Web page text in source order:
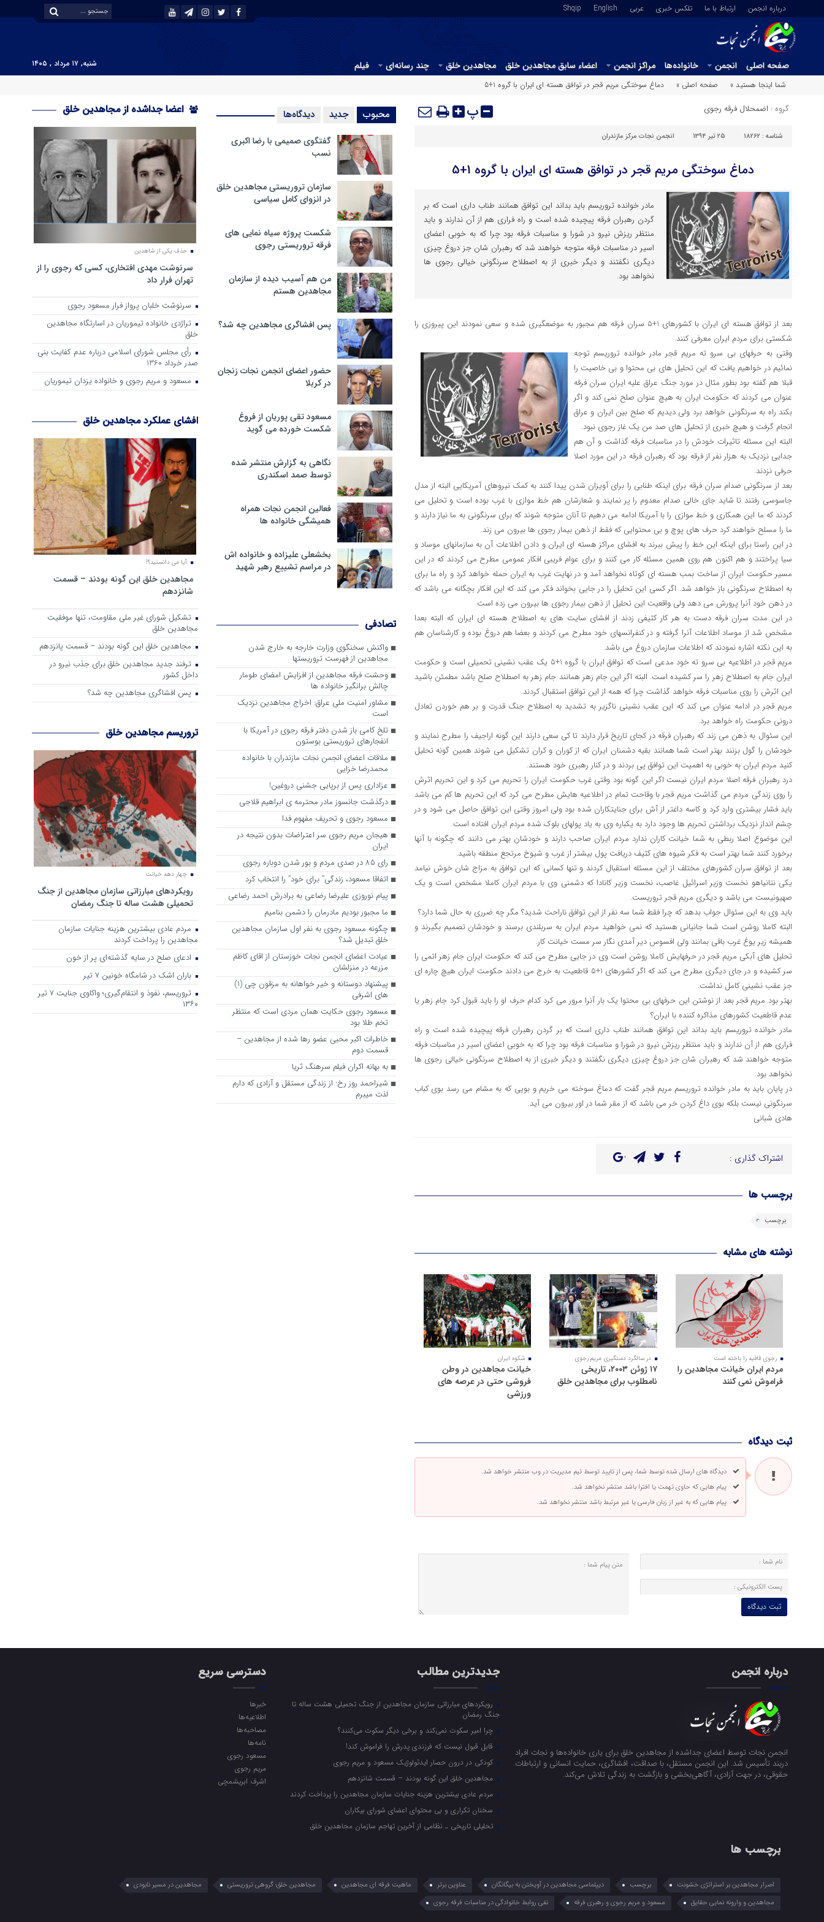
درباره انجمن ارتباط با ما تلکس خبری عربي English
Shqip
صفحه اصلی انجمن خانواده‌ها مراکز انجمن اعضاء سابق مجاهدین خلق مجاهدین خلق چند رسانه‌ای فیلم
شنبه, ۱۷ مرداد , ۱۴۰۵
شما اینجا هستید »
صفحه اصلی » دماغ سوختگی مریم قجر در توافق هسته ای ایران با گروه 1+5
گروه : اضمحلال فرقه رجوی پ
شناسه : 18262 25 تیر 1394 انجمن نجات مرکز مازندران
دماغ سوختگی مریم قجر در توافق هسته ای ایران با گروه 1+5
مادر خوانده تروریسم باید بداند این توافق همانند طناب داری است که بر
گردن رهبران فرقه پیچیده شده است و راه فراری هم از آن ندارند و باید
منتظر ریزش نیرو در شورا و مناسبات فرقه بود چرا که به خوبی اعضای
اسیر در مناسبات فرقه متوجه خواهند شد که رهبران شان جز دروغ چیزی
دیگری نگفتند و دیگر خبری از به اصطلاح سرنگونی خیالی رجوی ها
نخواهد بود.
بعد از توافق هسته ای ایران با کشورهای 1+5 سران فرقه هم مجبور به موضعگیری شده و سعی نمودند این پیروزی را
شکستی برای مردم ایران معرفی کنند.
وقتی به حرفهای بی سرو ته مریم قجر مادر خوانده تروریسم توجه
نمائیم در خواهیم یافت که این تحلیل های بی محتوا و بی خاصیت را
قبلا هم گفته بود بطور مثال در مورد جنگ عراق علیه ایران سران فرقه
عنوان می کردند که حکومت ایران به هیچ عنوان صلح نمی کند و اگر
بکند راه به سرنگونی خواهد برد ولی دیدیم که صلح بین ایران و عراق
انجام گرفت و هیچ خبری از تحلیل های صد من یک غاز رجوی نبود.
البته این مسئله تاثیرات خودش را در مناسبات فرقه گذاشت و آن هم
جدایی نزدیک به هزار نفر از فرقه بود که رهبران فرقه در این مورد اصلا
حرفی نزدند.
بعد از سرنگونی صدام سران فرقه برای اینکه طنابی را برای آویزان شدن پیدا کنند به کمک نیروهای آمریکایی البته از مدل
جاسوسی رفتند تا شاید جای خالی صدام معدوم را پر نمایند و شعارشان هم خط موازی با غرب بوده است و تحلیل می
کردند که ما این همکاری و خط موازی را با آمریکا ادامه می دهیم تا آنان متوجه شوند که برای سرنگونی به ما نیاز دارند و
ما را مسلح خواهند کرد حرف های پوچ و بی محتوایی که فقط از ذهن بیمار رجوی ها بیرون می زند.
در این راستا برای اینکه این خط را پیش ببرند به افشای مراکز هسته ای ایران و دادن اطلاعات آن به سازمانهای موساد و
سیا پراختند و هم اکنون هم روی همین مسئله کار می کنند و برای عوام فریبی افکار عمومی مطرح می کردند که در این
مسیر حکومت ایران از ساخت بمب هسته ای کوتاه نخواهد آمد و در نهایت غرب به ایران حمله خواهد کرد و راه ما برای
به اصطلاح سرنگونی باز خواهد شد. اگر کسی این تحلیل را در جایی بخواند فکر می کند که این افکار بچگانه می باشد که
در ذهن خود آنرا پرورش می دهد ولی واقعیت این تحلیل از ذهن بیمار رجوی ها بیرون می زده است.
در این مدت سران فرقه دست به هر کار کثیفی زدند از افشای سایت های به اصطلاح هسته ای ایران که البته بعدا
مشخص شد از موساد اطلاعات آنرا گرفته و در کنفرانسهای خود مطرح می کردند و بعضا هم دروغ بوده و کارشناسان هم
به این نکته اشاره نمودند که اطلاعات سازمان دروغ می باشد.
مریم قجر در اطلاعیه بی سرو ته خود مدعی است که توافق ایران با گروه 1+5 یک عقب نشینی تحمیلی است و حکومت
ایران جام به اصطلاح زهر را سر کشیده است. البته اگر این جام زهر همانند جام زهر به اصطلاح صلح باشد مطمئن باشید
این اثرش را روی مناسبات فرقه خواهد گذاشت چرا که همه از این توافق استقبال کردند.
مریم قجر در ادامه عنوان می کند که این عقب نشینی ناگزیر به تشدید به اصطلاح جنگ قدرت و بر هم خوردن تعادل
درونی حکومت راه خواهد برد.
این سئوال به ذهن می زند که رهبران فرقه در کجای تاریخ قرار دارند تا کی سعی دارند این گونه اراجیف را مطرح نمایند و
خودشان را گول بزنند بهتر است شما همانند بقیه دشمنان ایران که از کوران و کران تشکیل می شوند همین گونه تحلیل
کنید مردم ایران به خوبی به اهمیت این توافق پی بردند و در کنار رهبری خود هستند.
درد رهبران فرقه اصلا مردم ایران نیست اگر این گونه بود وقتی غرب حکومت ایران را تحریم می کرد و این تحریم اثرش
را روی زندگی مردم می گذاشت مریم قجر با وقاحت تمام در اطلاعیه هایش مطرح می کرد که این تحریم ها کم می باشد
باید فشار بیشتری وارد کرد و کاسه داغتر از آش برای جنایتکاران شده بود ولی امروز وقتی این توافق حاصل می شود و در
چشم انداز نزدیک برداشتن تحریم ها وجود دارد به یکباره وی به یاد پولهای بلوک شده مردم ایران افتاده است.
این موضوع اصلا ربطی به شما خیانت کاران ندارد مردم ایران صاحب دارند و خودشان بهتر می دانند که چگونه با آنها
برخورد کنند شما بهتر است به فکر شیوه های کثیف دریافت پول بیشتر از غرب و شیوخ مرتجع منطقه باشید.
بعد از توافق سران کشورهای مختلف از این مسئله استقبال کردند و تنها کسانی که این توافق به مزاج شان خوش نیامد
یکی نتانیاهو نخست وزیر اسرائیل غاصب، نخست وزیر کانادا که دشمنی وی با مردم ایران کاملا مشخص است و یک
صهیونیست می باشد و دیگری مریم قجر تروریست.
باید وی به این سئوال جواب بدهد که چرا فقط شما سه نفر از این توافق ناراحت شدید؟ مگر چه ضرری به حال شما دارد؟
البته کاملا روشن است شما جانیانی هستید که نمی خواهید مردم ایران به سربلندی برسند و خودشان تصمیم بگیرند و
همیشه زیر یوغ غرب باقی بمانند ولی افسوس دیر آمدی نگار سر مست خیانت کار.
تحلیل های آبکی مریم قجر در حرفهایش کاملا روشن است وی در جایی مطرح می کند که حکومت ایران جام زهر اتمی را
سر کشیده و در جای دیگری مطرح می کند که اگر کشورهای 1+5 قاطعیت به خرج می دادند حکومت ایران هیچ چاره ای
جز عقب نشینی کامل نداشت.
بهتر بود مریم قجر بعد از نوشتن این حرفهای بی محتوا یک بار آنرا مرور می کرد کدام حرف او را باید قبول کرد جام زهر یا
عدم قاطعیت کشورهای مذاکره کننده با ایران؟
مادر خوانده تروریسم باید بداند این توافق همانند طناب داری است که بر گردن رهبران فرقه پیچیده شده است و راه
فراری هم از آن ندارند و باید منتظر ریزش نیرو در شورا و مناسبات فرقه بود چرا که به خوبی اعضای اسیر در مناسبات فرقه
متوجه خواهند شد که رهبران شان جز دروغ چیزی دیگری نگفتند و دیگر خبری از به اصطلاح سرنگونی خیالی رجوی ها
نخواهد بود.
در پایان باید به مادر خوانده تروریسم مریم قجر گفت که دماغ سوخته می خریم و بویی که به مشام می رسد بوی کباب
سرنگونی نیست بلکه بوی داغ کردن خر می باشد که از مقر شما در اور بیرون می آید.
هادی شبانی
اشتراک گذاری :
برچسب ها
برچسب
نوشته های مشابه
رجوی قافیه را باخته است
مردم ایران خیانت مجاهدین را
فراموش نمی کنند
در سالگرد دستگیری مریم رجوی
۱۷ ژوئن ۲۰۰۳، تاریخی
نامطلوب برای مجاهدین خلق
شکوه ایران
خیانت مجاهدین در وطن
فروشی حتی در عرصه های
ورزشی
ثبت دیدگاه
دیدگاه های ارسال شده توسط شما، پس از تایید توسط تیم مدیریت در وب منتشر خواهد شد.
پیام هایی که حاوی تهمت یا افترا باشد منتشر نخواهد شد.
پیام هایی که به غیر از زبان فارسی یا غیر مرتبط باشد منتشر نخواهد شد.
محبوب جدید دیدگاه‌ها
گفتگوی صمیمی با رضا اکبری
نسب
سازمان تروریستی مجاهدین خلق
در انزوای کامل سیاسی
شکست پروژه سیاه نمایی های
فرقه تروریستی رجوی
من هم آسیب دیده از سازمان
مجاهدین هستم
پس افشاگری مجاهدین چه شد؟
حضور اعضای انجمن نجات زنجان
در کربلا
مسعود تقی پوریان از فروغ
شکست خورده می گوید
نگاهی به گزارش منتشر شده
توسط صمد اسکندری
فعالین انجمن نجات همراه
همیشگی خانواده ها
بخشعلی علیزاده و خانواده اش
در مراسم تشییع رهبر شهید
تصادفی
واکنش سخنگوی وزارت خارجه به خارج شدن
مجاهدین از فهرست تروریستها
وحشت فرقه مجاهدین از افزایش امضای طومار
چالش برانگیز خانواده ها
مشاور امنیت ملی عراق: اخراج مجاهدین نزدیک
است
تلخ کامی باز شدن دفتر فرقه رجوی در آمریکا با
انفجارهای تروریستی بوستون
ملاقات اعضای انجمن نجات مازندران با خانواده
محمدرضا خزایی
عزاداری پس از برپایی جشنی دروغین!
درگذشت جانسوز مادر محترمه ی ابراهیم قلاجی
مسعود رجوی و تحریف مفهوم فدا
هیجان مریم رجوی سر اعتراضات بدون نتیجه در
ایران
رای 85 در صدی مردم و بور شدن دوباره رجوی
اتفاقا مسعود، زندگی” برای خود” را انتخاب کرد
پیام نوروزی علیرضا رضاعی به برادرش احمد رضاعی
ما مجبور بودیم مادرمان را دشمن بنامیم
چگونه مسعود رجوی به نفر اول سازمان مجاهدین
خلق تبدیل شد؟
عیادت اعضای انجمن نجات خوزستان از اقای کاظم
مزرعه در منزلشان
پیشنهاد دوستانه و خیر خواهانه به مزقون چی (1)
های اشرفی
مسعود رجوی حکایت همان مردی است که منتظر
تخم طلا بود
خاطرات اکبر محبی عضو رها شده از مجاهدین –
قسمت دوم
به ‌بهانه اکران فیلم سرهنگ ثریا
شیراحمد روز رخ: از زندگی مستقل و آزادی که دارم
لذت میبرم
اعضا جداشده از مجاهدین خلق
حذف یکی از شاهدین
سرنوشت مهدی افتخاری، کسی که رجوی را از
تهران فرار داد
سرنوشت خلبان پرواز فرار مسعود رجوی
تراژدی خانواده تیموریان در اسارتگاه مجاهدین
خلق
رأی مجلس شورای اسلامی درباره عدم كفایت بنی
صدر خرداد 1360
مسعود و مریم رجوی و خانواده یزدان تیموریان
افشای عملکرد مجاهدین خلق
آیا می دانستید؟!
مجاهدین خلق این گونه بودند – قسمت
شانزدهم
تشکیل شورای غیر ملی مقاومت، تنها موفقیت
مجاهدین خلق
مجاهدین خلق این گونه بودند – قسمت پانزدهم
ترفند جدید مجاهدین خلق برای جذب نیرو در
داخل کشور
پس افشاگری مجاهدین چه شد؟
تروریسم مجاهدین خلق
چهار دهه خیانت
رویکرد‌های مبارزاتی سازمان مجاهدین از جنگ
تحمیلی هشت ساله تا جنگ رمضان
مردم عادی بیشترین هزینه جنایات سازمان
مجاهدین را پرداخت کردند
ادعای صلح در سایه گذشته‌ای پر از خون
باران اشک در شامگاه خونین 7 تیر
تروریسم، نفوذ و انتقام‌گیری؛ واکاوی جنایت ۷ تیر
۱۳۶۰
درباره انجمن
انجمن نجات توسط اعضای جداشده از مجاهدین خلق برای یاری خانواده‌ها و نجات افراد
دربند تأسیس شد. این انجمن مستقل، با صداقت، افشاگری، حمایت انسانی و ارتباطات
حقوقی، در جهت آزادی، آگاهی‌بخشی و بازگشت به زندگی تلاش می‌کند.
جدیدترین مطالب
رویکرد‌های مبارزاتی سازمان مجاهدین از جنگ تحمیلی هشت ساله تا
جنگ رمضان
چرا امیر سکوت نمی‌کند و برخی دیگر سکوت می‌کنند؟
قابل قبول نیست که فرزندی پدرش را فراموش کند!
کودکی در درون حصار ایدئولوژیک مسعود و مریم رجوی
مجاهدین خلق این گونه بودند – قسمت شانزدهم
مردم عادی بیشترین هزینه جنایات سازمان مجاهدین را پرداخت کردند
سخنان تکراری و بی محتوای اعضای شورای بیکاران
تحلیلی تاریخی ـ نظامی از آخرین تهاجم سازمان مجاهدین خلق
دسترسی سریع
خبرها
اطلاعیه‌ها
مصاحبه‌ها
نامه‌ها
مسعود رجوی
مریم رجوی
اشرف ابریشمچی
برچسب ها
اصرار مجاهدین بر استراتژی خشونت برچسب دیپلماسی مجاهدین در آویختن به بیگانگان عناوین برتر ماهیت فرقه ای مجاهدین مجاهدین خلق؛ گروهی تروریستی
مجاهدین در مسیر نابودی
مجاهدین و وارونه نمایی حقایق
مسعود و مریم رجوی و رهبری فرقه نفی روابط خانوادگی در مناسبات فرقه رجوی